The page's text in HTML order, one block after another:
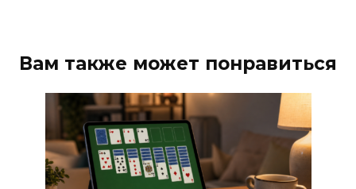
Вам также может понравиться